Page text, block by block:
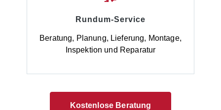
Rundum-Service
Beratung, Planung, Lieferung, Montage,
Inspektion und Reparatur
Kostenlose Beratung